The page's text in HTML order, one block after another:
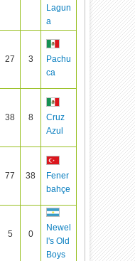
Lagun
a
27 3
Pachu
ca
38 8
Cruz
Azul
77 38
Fener
bahçe
5 0
Newel
l's Old
Boys